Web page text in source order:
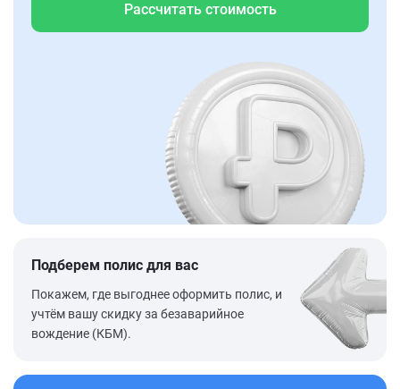
Рассчитать стоимость
Подберем полис для вас
Покажем, где выгоднее оформить полис, и
учтём вашу скидку за безаварийное
вождение (КБМ).